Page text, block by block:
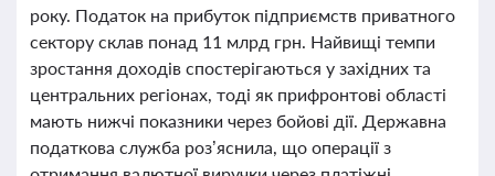
року. Податок на прибуток підприємств приватного
сектору склав понад 11 млрд грн. Найвищі темпи
зростання доходів спостерігаються у західних та
центральних регіонах, тоді як прифронтові області
мають нижчі показники через бойові дії. Державна
податкова служба роз’яснила, що операції з